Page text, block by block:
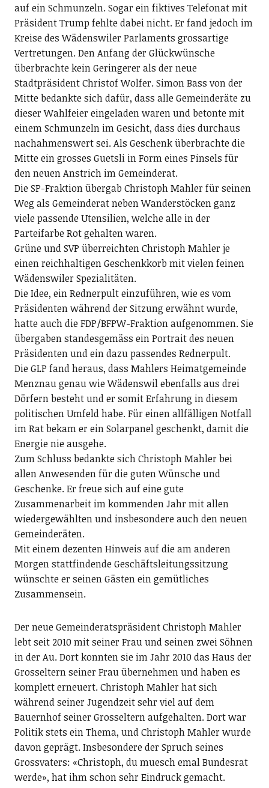
auf ein Schmunzeln. Sogar ein fiktives Telefonat mit
Präsident Trump fehlte dabei nicht. Er fand jedoch im
Kreise des Wädenswiler Parlaments grossartige
Vertretungen. Den Anfang der Glückwünsche
überbrachte kein Geringerer als der neue
Stadtpräsident Christof Wolfer. Simon Bass von der
Mitte bedankte sich dafür, dass alle Gemeinderäte zu
dieser Wahlfeier eingeladen waren und betonte mit
einem Schmunzeln im Gesicht, dass dies durchaus
nachahmenswert sei. Als Geschenk überbrachte die
Mitte ein grosses Guetsli in Form eines Pinsels für
den neuen Anstrich im Gemeinderat.
Die SP-Fraktion übergab Christoph Mahler für seinen
Weg als Gemeinderat neben Wanderstöcken ganz
viele passende Utensilien, welche alle in der
Parteifarbe Rot gehalten waren.
Grüne und SVP überreichten Christoph Mahler je
einen reichhaltigen Geschenkkorb mit vielen feinen
Wädenswiler Spezialitäten.
Die Idee, ein Rednerpult einzuführen, wie es vom
Präsidenten während der Sitzung erwähnt wurde,
hatte auch die FDP/BFPW-Fraktion aufgenommen. Sie
übergaben standesgemäss ein Portrait des neuen
Präsidenten und ein dazu passendes Rednerpult.
Die GLP fand heraus, dass Mahlers Heimatgemeinde
Menznau genau wie Wädenswil ebenfalls aus drei
Dörfern besteht und er somit Erfahrung in diesem
politischen Umfeld habe. Für einen allfälligen Notfall
im Rat bekam er ein Solarpanel geschenkt, damit die
Energie nie ausgehe.
Zum Schluss bedankte sich Christoph Mahler bei
allen Anwesenden für die guten Wünsche und
Geschenke. Er freue sich auf eine gute
Zusammenarbeit im kommenden Jahr mit allen
wiedergewählten und insbesondere auch den neuen
Gemeinderäten.
Mit einem dezenten Hinweis auf die am anderen
Morgen stattfindende Geschäftsleitungssitzung
wünschte er seinen Gästen ein gemütliches
Zusammensein.
Der neue Gemeinderatspräsident Christoph Mahler
lebt seit 2010 mit seiner Frau und seinen zwei Söhnen
in der Au. Dort konnten sie im Jahr 2010 das Haus der
Grosseltern seiner Frau übernehmen und haben es
komplett erneuert. Christoph Mahler hat sich
während seiner Jugendzeit sehr viel auf dem
Bauernhof seiner Grosseltern aufgehalten. Dort war
Politik stets ein Thema, und Christoph Mahler wurde
davon geprägt. Insbesondere der Spruch seines
Grossvaters: «Christoph, du muesch emal Bundesrat
werde», hat ihm schon sehr Eindruck gemacht.